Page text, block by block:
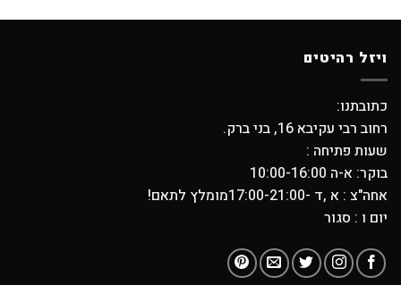
ויזל רהיטים
כתובתנו:
רחוב רבי עקיבא 16, בני ברק.
שעות פתיחה :
בוקר: א-ה 10:00-16:00
אחה"צ : א ,ד -17:00-21:00מומלץ לתאם!
יום ו : סגור